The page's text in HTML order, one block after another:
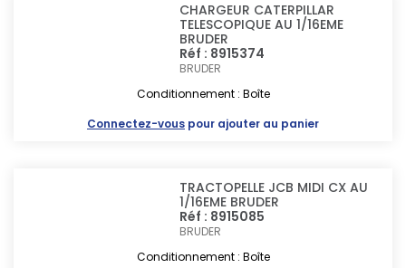
CHARGEUR CATERPILLAR
TELESCOPIQUE AU 1/16EME
BRUDER
Réf : 8915374
BRUDER
Conditionnement : Boîte
Connectez-vous pour ajouter au panier
TRACTOPELLE JCB MIDI CX AU
1/16EME BRUDER
Réf : 8915085
BRUDER
Conditionnement : Boîte